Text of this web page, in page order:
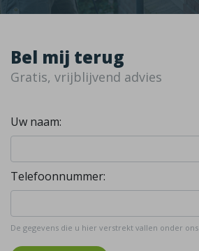
Bel mij terug
Gratis, vrijblijvend advies
Uw naam:
Telefoonnummer:
De gegevens die u hier verstrekt vallen onder ons